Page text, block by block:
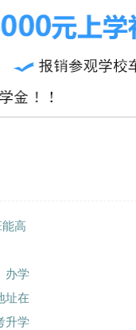
高
办学
址在
升学